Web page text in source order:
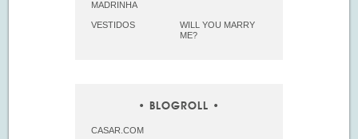
MADRINHA
VESTIDOS
WILL YOU MARRY
ME?
BLOGROLL
CASAR.COM